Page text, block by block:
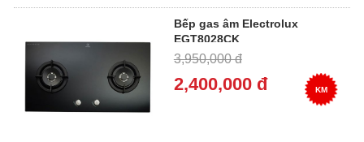
Bếp gas âm Electrolux
EGT8028CK
3,950,000 đ
2,400,000 đ KM